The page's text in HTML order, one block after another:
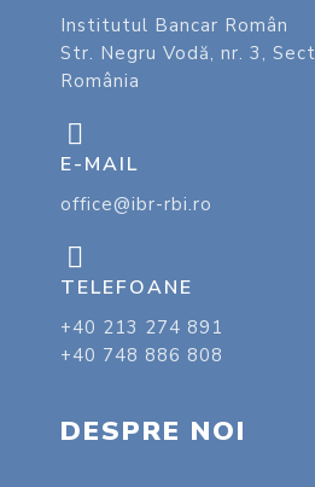
Institutul Bancar Român
Str. Negru Vodă, nr. 3,
România
E-MAIL
office@ibr-rbi.ro
TELEFOANE
+40 213 274 891
+40 748 886 808
DESPRE NOI